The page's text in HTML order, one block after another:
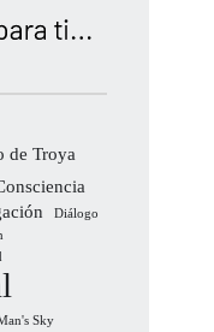
de Troya
Diálogo
Sky